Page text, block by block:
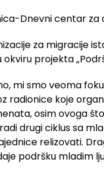
za migracije
projekta
mi smo veoma
radionice koje
osim ovoga
drugi ciklus sa
relizovati.
podršku mladim